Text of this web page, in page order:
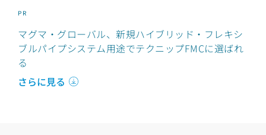
PR
マグマ・グローバル、新規ハイブリッド・フレキシ
ブルパイプシステム用途でテクニップFMCに選ばれ
る
さらに見る